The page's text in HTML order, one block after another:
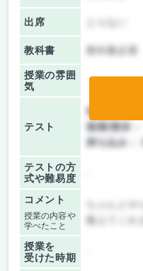
出席
教科書 教科書必要
授業の雰囲
気
テスト
前期/中間：
後期/期末：
持ち込み：
テストの方
式や難易度
コメント
授業の内容や
学べたこと
授業を
受けた時期